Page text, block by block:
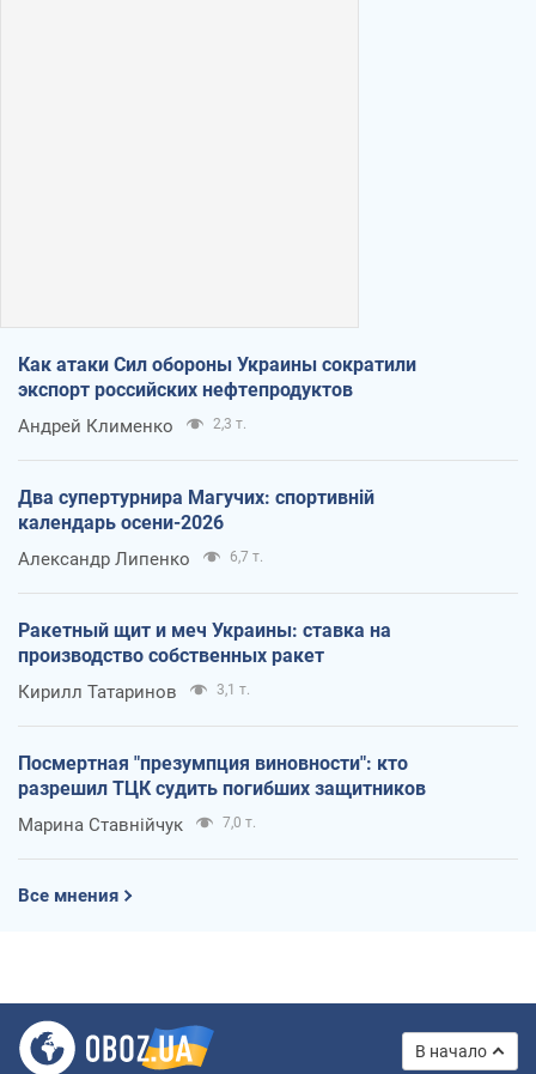
Как атаки Сил обороны Украины сократили
экспорт российских нефтепродуктов
Андрей Клименко 2,3 т.
Два супертурнира Магучих: спортивній
календарь осени-2026
Александр Липенко 6,7 т.
Ракетный щит и меч Украины: ставка на
производство собственных ракет
Кирилл Татаринов 3,1 т.
Посмертная "презумпция виновности": кто
разрешил ТЦК судить погибших защитников
Марина Ставнійчук 7,0 т.
Все мнения
В начало